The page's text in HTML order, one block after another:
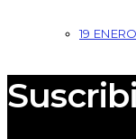
19